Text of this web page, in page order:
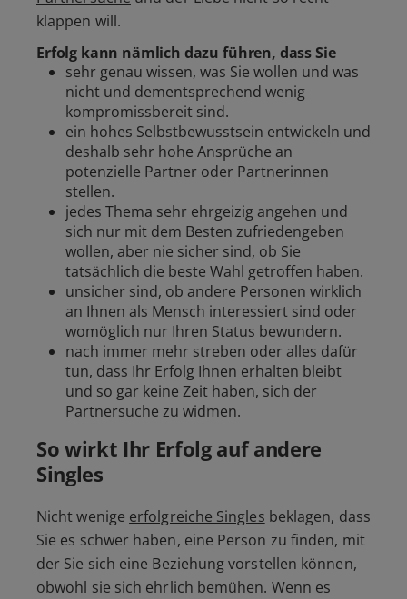
klappen will.
Erfolg kann nämlich dazu führen, dass Sie
sehr genau wissen, was Sie wollen und was
nicht und dementsprechend wenig
kompromissbereit sind.
ein hohes Selbstbewusstsein entwickeln und
deshalb sehr hohe Ansprüche an
potenzielle Partner oder Partnerinnen
stellen.
jedes Thema sehr ehrgeizig angehen und
sich nur mit dem Besten zufriedengeben
wollen, aber nie sicher sind, ob Sie
tatsächlich die beste Wahl getroffen haben.
unsicher sind, ob andere Personen wirklich
an Ihnen als Mensch interessiert sind oder
womöglich nur Ihren Status bewundern.
nach immer mehr streben oder alles dafür
tun, dass Ihr Erfolg Ihnen erhalten bleibt
und so gar keine Zeit haben, sich der
Partnersuche zu widmen.
So wirkt Ihr Erfolg auf andere
Singles
Nicht wenige erfolgreiche Singles beklagen, dass
Sie es schwer haben, eine Person zu finden, mit
der Sie sich eine Beziehung vorstellen können,
obwohl sie sich ehrlich bemühen. Wenn es